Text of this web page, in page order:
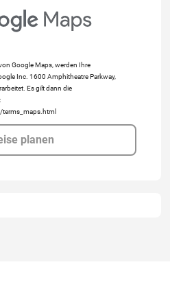
Google Maps, werden Ihre
Inc. 1600 Amphitheatre Parkway,
Es gilt dann die
planen